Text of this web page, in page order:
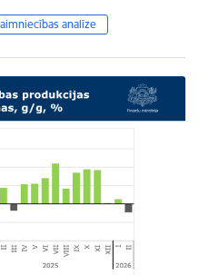
analīze